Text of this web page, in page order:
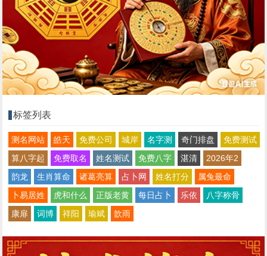
标签列表
测名网站 皓天 免费公司 城岸 名字测 奇门排盘
免费测试
算八字起
免费取名 姓名测试 免费八字 湛清
2026年2
韵龙
生肖算命 诸葛亮算 占卜网 姓名打分
属兔最命
卜易居姓
虎和什么 正版老黄 每日占卜 乐依
八字称骨
康扉
词博 祥阳 瑜斌 歆雨